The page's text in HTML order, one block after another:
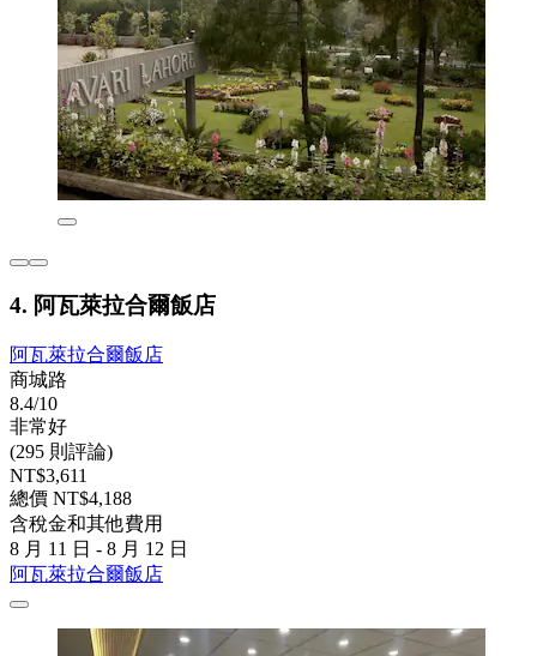
4. 阿瓦萊拉合爾飯店
阿瓦萊拉合爾飯店
商城路
8.4/10
非常好
(295 則評論)
NT$3,611
總價 NT$4,188
含稅金和其他費用
8 月 11 日 - 8 月 12 日
阿瓦萊拉合爾飯店